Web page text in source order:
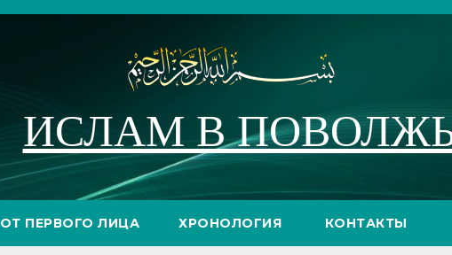
ИСЛАМ В
ОТ ПЕРВОГО ЛИЦА ХРОНОЛОГИЯ КОНТАКТЫ